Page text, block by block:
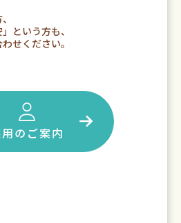
という方も、
せください。
のご案内